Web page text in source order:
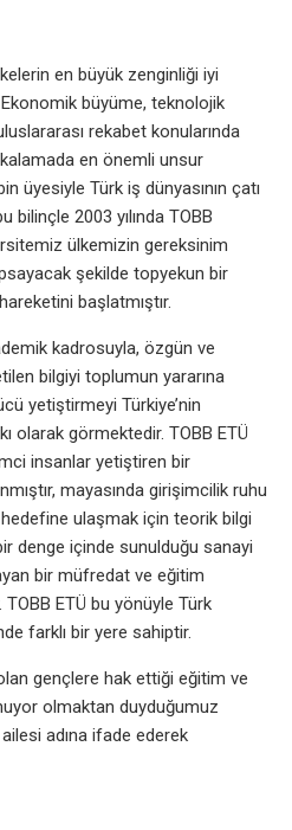
en büyük zenginliği iyi
büyüme, teknolojik
rekabet konularında
en önemli unsur
üyesiyle Türk iş dünyasının çatı
bilinçle 2003 yılında TOBB
ülkemizin gereksinim
şekilde topyekun bir
başlatmıştır.
kadrosuyla, özgün ve
bilgiyi toplumun yararına
yetiştirmeyi Türkiye’nin
olarak görmektedir. TOBB ETÜ
insanlar yetiştiren bir
mayasında girişimcilik ruhu
ulaşmak için teorik bilgi
denge içinde sunulduğu sanayi
bir müfredat ve eğitim
ETÜ bu yönüyle Türk
farklı bir yere sahiptir.
gençlere hak ettiği eğitim ve
olmaktan duyduğumuz
adına ifade ederek